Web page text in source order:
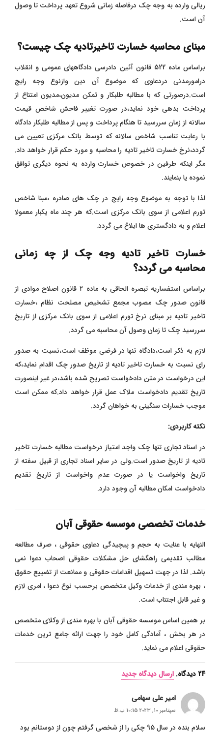
ریالی وارده به وجه چک درفاصله زمانی شروع تعهد پرداخت تا وصول
آن است.
مبنای محاسبه خسارت تاخیرتادیه چک چیست؟
براساس ماده 522 قانون آئین دادرسی دادگاههای عمومی و انقلاب
درامورمدنی دردعاوی که موضوع آن دین وازنوع وجه رایج
است.درصورتی که با مطالبه طلبکار و تمکن مدیون،مدیون امتناع از
پرداخت بدهی خود نماید،در صورت تغییر فاحش شاخص قیمت
سالانه از زمان سررسید تا هنگام پرداخت و پس از مطالبه طلبکار دادگاه
با رعایت تناسب شاخص سالانه که توسط بانک مرکزی تعیین می
گردد،نرخ خسارت تاخیر تادیه را محاسبه و مورد حکم قرار خواهد داد.
مگر اینکه طرفین در خصوص خسارت وارده به نحوه دیگری توافق
نموده یا بنمایند.
لذا با توجه به موضوع وجه رایج در چک های صادره ،مبنا شاخص
تورم اعلامی از سوی بانک مرکزی است.که هر چند ماه یکبار معمولا
اعلام و به دادگستری ها ابلاغ می گردد.
خسارت تاخیر تادیه وجه چک از چه زمانی
محاسبه می گردد؟
براساس استفساریه تبصره الحاقی به ماده ۲ قانون اصلاح موادی از
قانون صدور چک مصوب مجمع تشخیص مصلحت نظام ،خسارت
تاخیر تادیه بر مبنای نرخ تورم اعلامی از سوی بانک مرکزی از تاریخ
سررسید چک تا زمان وصول آن محاسبه می گردد.
لازم به ذکر است،دادگاه تنها در فرضی موظف است،نسبت به صدور
رای نسبت به خسارت تاخیر تادیه از تاریخ صدور چک اقدام نماید،که
این درخواست در متن دادخواست تصریح شده باشد،در غیر اینصورت
تاریخ تقدیم دادخواست ملاک عمل قرار خواهد داد.که ممکن است
موجب خسارات سنگینی به خواهان گردد.
نکته کاربردی:
در اسناد تجاری تنها چک واجد امتیاز درخواست مطالبه خسارت تاخیر
تادیه از تاریخ صدور است.ولی در سایر اسناد تجاری از قبیل سفته از
تاریخ واخواست یا در صورت عدم واخواست از تاریخ تقدیم
دادخواست امکان مطالبه آن وجود دارد.
خدمات تخصصی موسسه حقوقی آبان
النهایه با عنایت به حجم و پیچیدگی دعاوی حقوقی ، صرف مطالعه
مطالب تقدیمی راهگشای حل مشکلات حقوقی اصحاب دعوا نمی
باشد. لذا در جهت تسهیل اقدامات حقوقی و ممانعت از تضییع حقوق
، بهره مندی از خدمات وکیل متخصص برحسب نوع دعوا ، امری لازم
و غیر قابل اجتناب است.
بر همین اساس موسسه حقوقی آبان با بهره مندی از وکلای متخصص
در هر بخش ، آمادگی کامل خود را جهت ارائه جامع ترین خدمات
حقوقی اعلام می نماید.
24دیدگاه. ارسال دیدگاه جدید
امیر علی سهامی
سپتامبر 10, 2023 10:15 ب.ظ
سلام بنده در سال 95 چکی را از شخصی گرفتم چون از دوستانم بود